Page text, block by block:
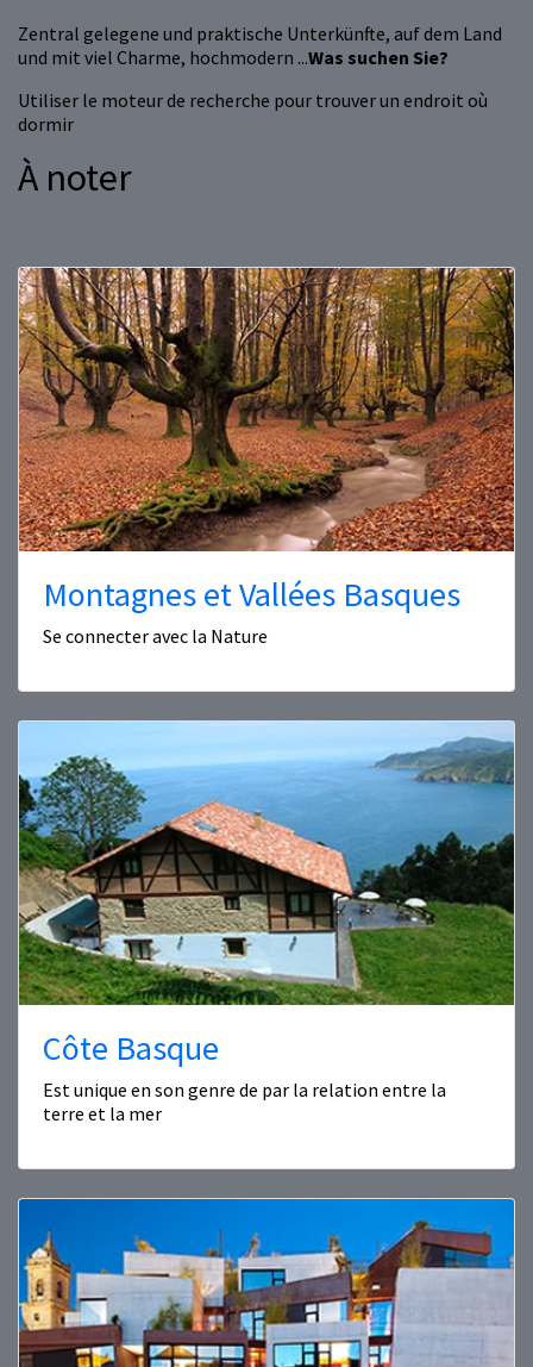
Zentral gelegene und praktische Unterkünfte, auf dem Land
und mit viel Charme, hochmodern ...Was suchen Sie?
Utiliser le moteur de recherche pour trouver un endroit où
dormir
À noter
Montagnes et Vallées Basques
Se connecter avec la Nature
Côte Basque
Est unique en son genre de par la relation entre la
terre et la mer